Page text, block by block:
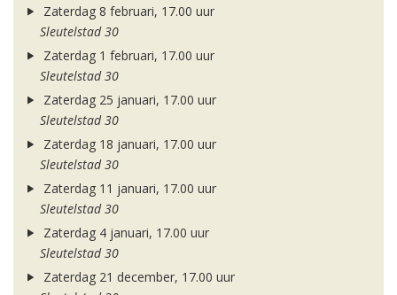
Zaterdag 8 februari, 17.00 uur
Sleutelstad 30
Zaterdag 1 februari, 17.00 uur
Sleutelstad 30
Zaterdag 25 januari, 17.00 uur
Sleutelstad 30
Zaterdag 18 januari, 17.00 uur
Sleutelstad 30
Zaterdag 11 januari, 17.00 uur
Sleutelstad 30
Zaterdag 4 januari, 17.00 uur
Sleutelstad 30
Zaterdag 21 december, 17.00 uur